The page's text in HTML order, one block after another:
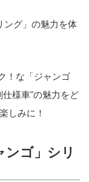
ング」の魅力を体
！な「ジャンゴ
仕様車"の魅力をど
しみに！
ンゴ」シリ